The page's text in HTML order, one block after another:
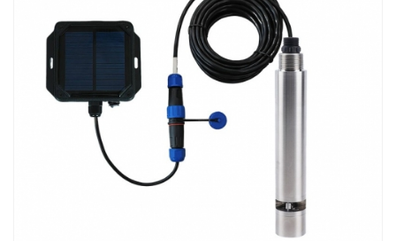
monitoreo de ríos y lagos y la acuicultura.